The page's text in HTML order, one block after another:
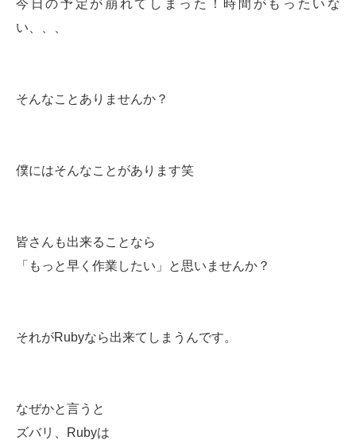
今日の予定が崩れてしまった！時間がもったいな
い、、、
そんなことありませんか？
僕にはそんなことがあります笑
皆さんも出来ることなら
「もっと早く作業したい」と思いませんか？
それがRubyなら出来てしまうんです。
なぜかと言うと
ズバリ、Rubyは